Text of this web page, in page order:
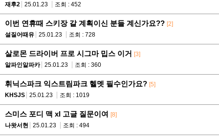
재후2
25.01.23 조회 : 452
이번 연휴때 스키장 갈 계획이신 분들 계신가요?? [2]
설질어때유
25.01.23 조회 : 728
살로몬 드라이버 프로 시그마 밉스 이거 [3]
알파인알파카
25.01.23 조회 : 360
휘닉스파크 익스트림파크 헬멧 필수인가요? [5]
KHSJS
25.01.23 조회 : 1019
스미스 포디 맥 xl 고글 질문이여 [8]
나왓서현
25.01.23 조회 : 494